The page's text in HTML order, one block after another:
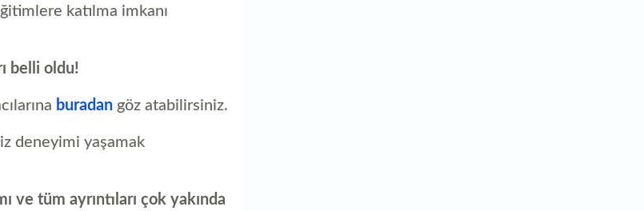
katılma imkanı
belli oldu!
buradan göz atabilirsiniz.
deneyimi yaşamak
ve tüm ayrıntıları çok yakında